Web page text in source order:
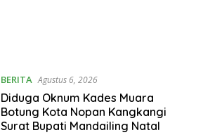
BERITA Agustus 6, 2026
Diduga Oknum Kades Muara
Botung Kota Nopan Kangkangi
Surat Bupati Mandailing Natal